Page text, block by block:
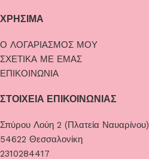
ΧΡΗΣΙΜΑ
Ο ΛΟΓΑΡΙΑΣΜΟΣ ΜΟΥ
ΣΧΕΤΙΚΑ ΜΕ ΕΜΑΣ
ΕΠΙΚΟΙΝΩΝΙΑ
ΣΤΟΙΧΕΙΑ ΕΠΙΚΟΙΝΩΝΙΑΣ
Σπύρου Λούη 2 (Πλατεία Ναυαρίνου)
54622 Θεσσαλονίκη
2310284417